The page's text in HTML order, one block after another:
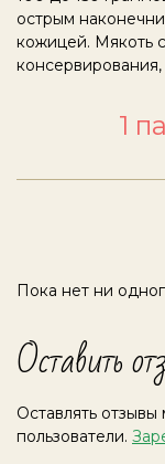
острым
кожицей. Мякоть
1
Пока нет ни
Оставить
Оставлять отзывы
пользователи.